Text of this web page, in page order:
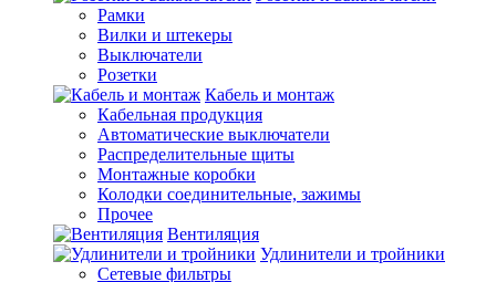
Рамки
Вилки и штекеры
Выключатели
Розетки
Кабель и монтаж
Кабельная продукция
Автоматические выключатели
Распределительные щиты
Монтажные коробки
Колодки соединительные, зажимы
Прочее
Вентиляция
Удлинители и тройники
Сетевые фильтры